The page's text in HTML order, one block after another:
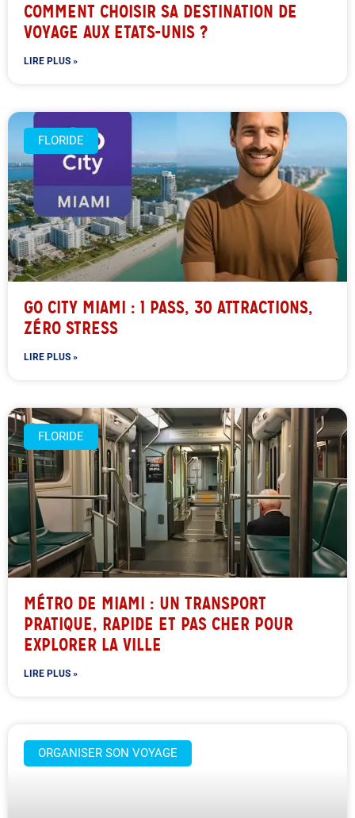
COMMENT CHOISIR SA DESTINATION DE
VOYAGE AUX ETATS-UNIS ?
LIRE PLUS »
FLORIDE
GO CITY MIAMI : 1 PASS, 30 ATTRACTIONS,
ZÉRO STRESS
LIRE PLUS »
FLORIDE
MÉTRO DE MIAMI : UN TRANSPORT
PRATIQUE, RAPIDE ET PAS CHER POUR
EXPLORER LA VILLE
LIRE PLUS »
ORGANISER SON VOYAGE